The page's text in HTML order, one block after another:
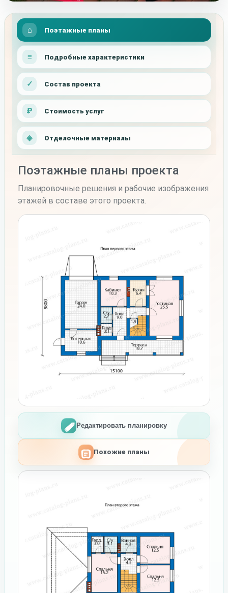
Поэтажные планы
Подробные характеристики
Состав проекта
Стоимость услуг
Отделочные материалы
Поэтажные планы проекта
Планировочные решения и рабочие изображения
этажей в составе этого проекта.
Редактировать планировку
Похожие планы